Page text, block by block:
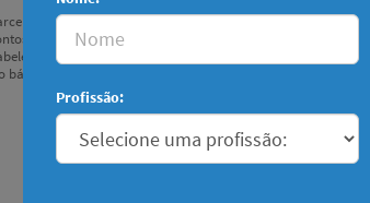
e
e pontões de
de
30/07/2026às16:00
15:00
Lei nº
Pessoas
contra a
Lei nº
Novas
Profissão: